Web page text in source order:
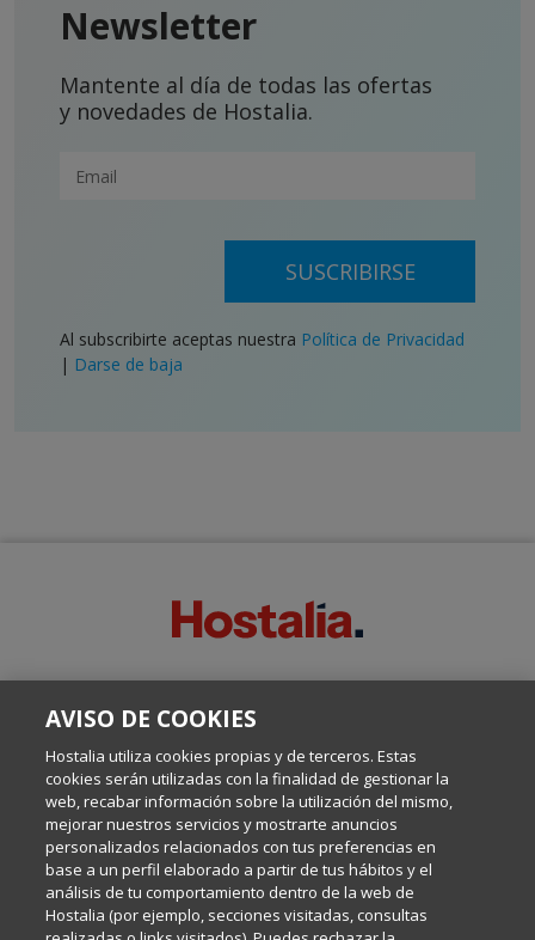
Newsletter
Mantente al día de todas las ofertas
y novedades de Hostalia.
SUSCRIBIRSE
Al subscribirte aceptas nuestra Política de Privacidad
| Darse de baja
Escrito por el equipo de Comunicación de Hostalia, dirigido por
Internet y Tecnología.
Política de privacidad
Política de cookies
AVISO DE COOKIES
Hostalia utiliza cookies propias y de terceros. Estas
cookies serán utilizadas con la finalidad de gestionar la
web, recabar información sobre la utilización del mismo,
mejorar nuestros servicios y mostrarte anuncios
personalizados relacionados con tus preferencias en
base a un perfil elaborado a partir de tus hábitos y el
análisis de tu comportamiento dentro de la web de
Hostalia (por ejemplo, secciones visitadas, consultas